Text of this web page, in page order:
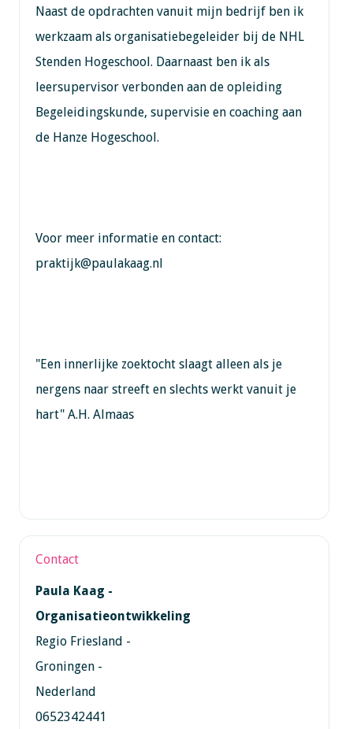
Naast de opdrachten vanuit mijn bedrijf ben ik
werkzaam als organisatiebegeleider bij de NHL
Stenden Hogeschool. Daarnaast ben ik als
leersupervisor verbonden aan de opleiding
Begeleidingskunde, supervisie en coaching aan
de Hanze Hogeschool.
Voor meer informatie en contact:
praktijk@paulakaag.nl
"Een innerlijke zoektocht slaagt alleen als je
nergens naar streeft en slechts werkt vanuit je
hart" A.H. Almaas
Contact
Paula Kaag -
Organisatieontwikkeling
Regio Friesland -
Groningen -
Nederland
0652342441